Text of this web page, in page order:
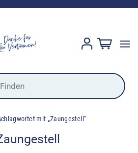
mit „Zaungestell“